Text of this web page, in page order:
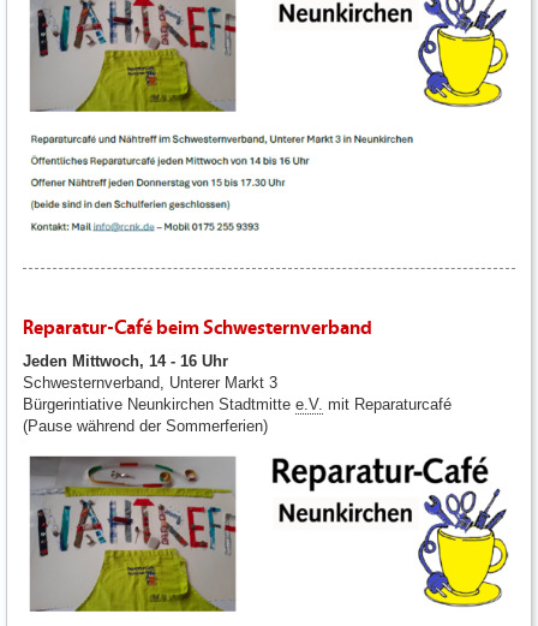
Reparatur-Café beim Schwesternverband
Jeden Mittwoch, 14 - 16 Uhr
Schwesternverband, Unterer Markt 3
Bürgerintiative Neunkirchen Stadtmitte e.V. mit Reparaturcafé
(Pause während der Sommerferien)